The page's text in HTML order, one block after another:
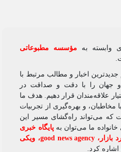
به
مؤسسه مطبوعاتی
اخبار و مطالب مرتبط با
جهان را با دقت و صداقت در
علاقه‌مندان قرار دهیم. هدف ما
مخاطبان، و بهره‌گیری از تجربیات
که می‌تواند راه‌گشای مسیر این
ما می‌توان بهپایگاه خبری
،good news agency،ویکی
کرد.